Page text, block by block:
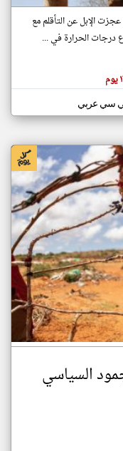
على مدار الساعة
العاجلة والمباشرة
الإبل عن التأقلم مع
درجات الحرارة في ...
سي عربي
السياسي
klyoum.com